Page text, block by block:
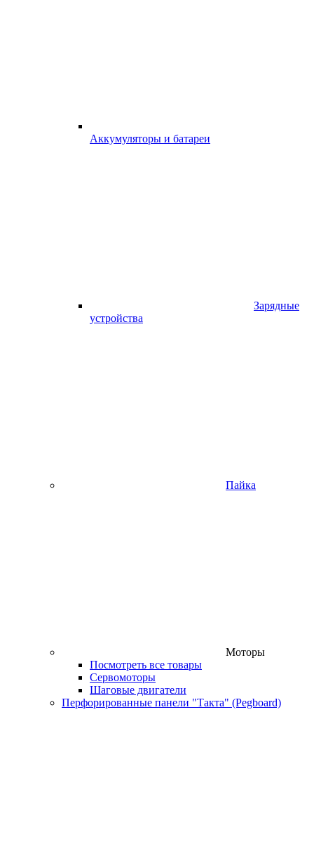
Аккумуляторы и батареи
Зарядные
устройства
Пайка
Моторы
Посмотреть все товары
Сервомоторы
Шаговые двигатели
Перфорированные панели "Такта" (Pegboard)